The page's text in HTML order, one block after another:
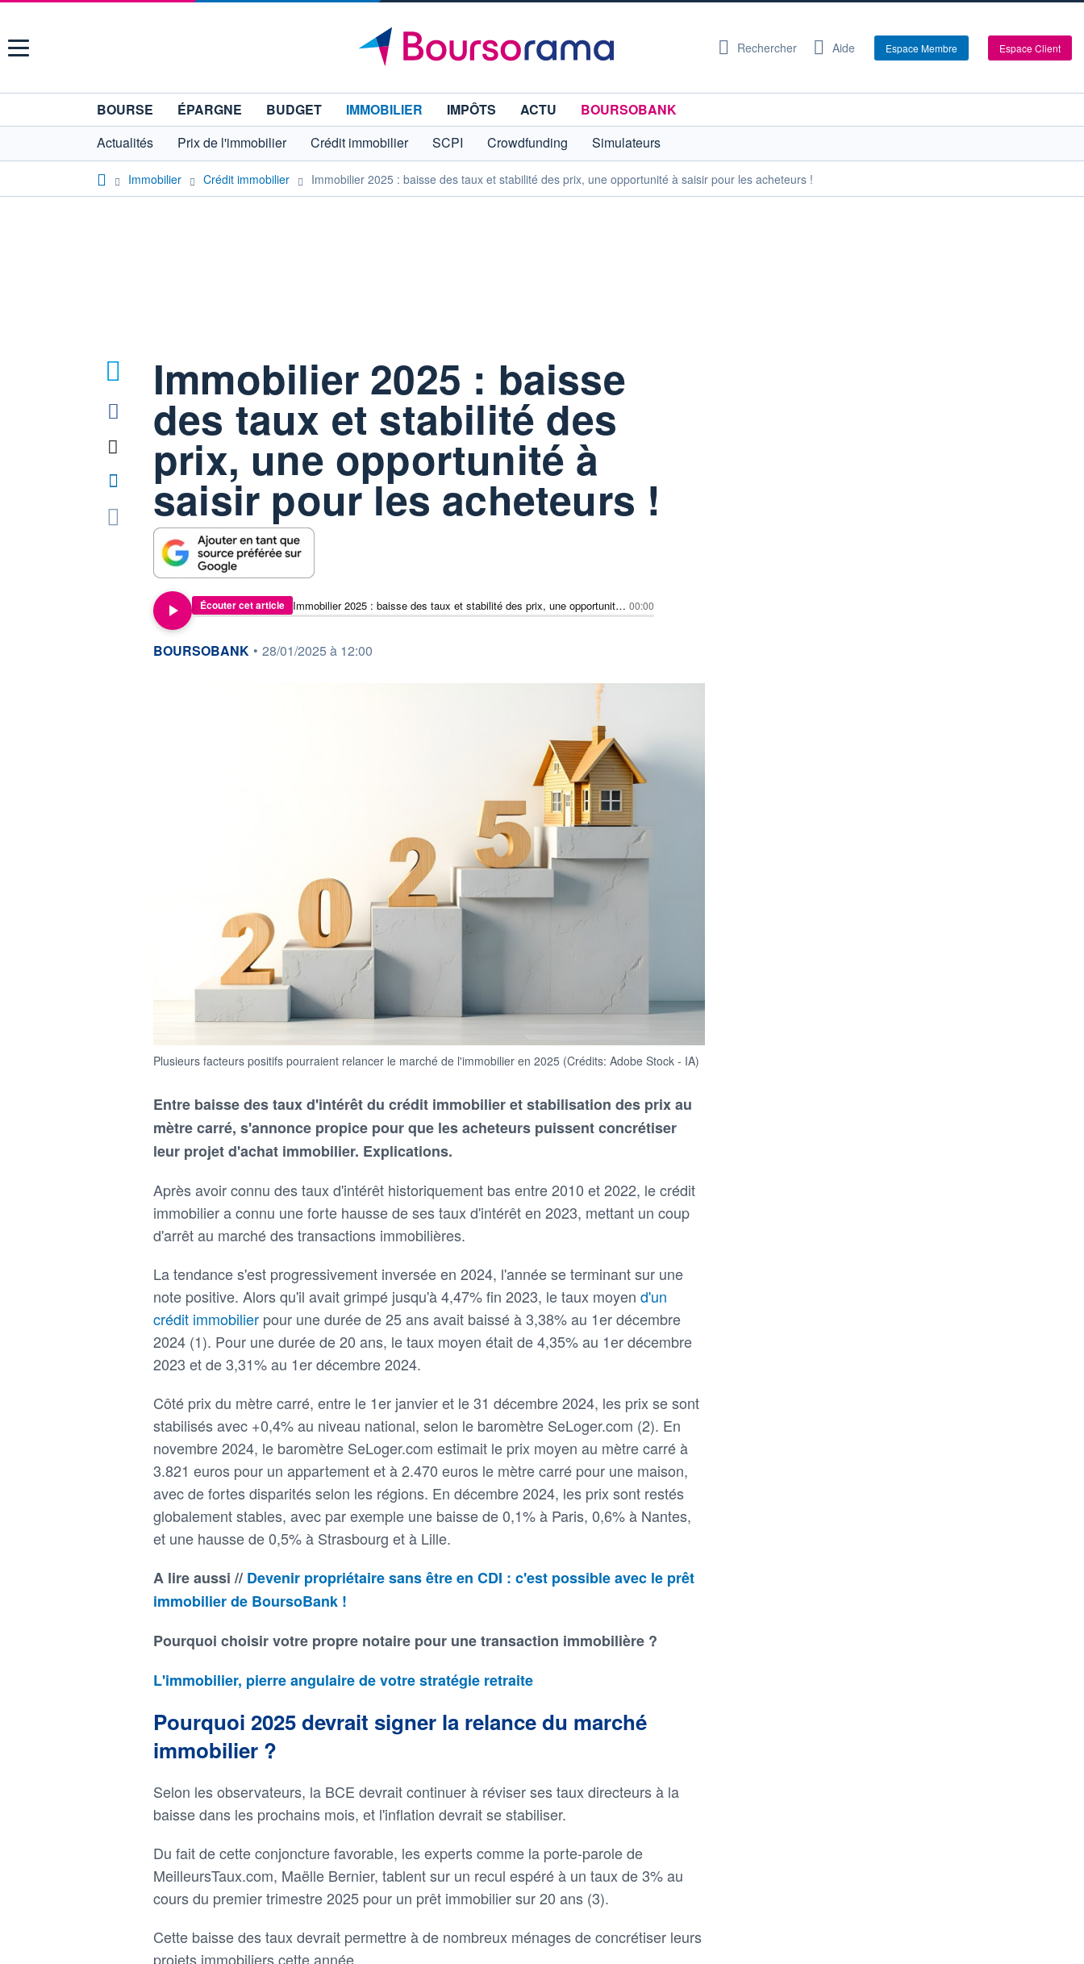
Menu Rechercher Aide Espace Membre Espace Client
BOURSE ÉPARGNE BUDGET IMMOBILIER IMPÔTS ACTU
BOURSOBANK
Actualités
Prix de l'immobilier Crédit immobilier SCPI Crowdfunding Simulateurs
Immobilier Crédit immobilier Immobilier 2025 : baisse des taux et stabilité des prix, une opportunité à saisir pour les acheteurs !
Immobilier 2025 : baisse
des taux et stabilité des
prix, une opportunité à
saisir pour les acheteurs !
Écouter cet article Immobilier 2025 : baisse des taux et stabilité des prix, une opportunité à saisir pour les acheteurs ! 00:00
information fournie par
BOURSOBANK • 28/01/2025 à 12:00
Plusieurs facteurs positifs pourraient relancer le marché de l'immobilier en 2025 (Crédits: Adobe Stock - IA)
Entre baisse des taux d'intérêt du crédit immobilier et stabilisation des prix au
mètre carré, s'annonce propice pour que les acheteurs puissent concrétiser
leur projet d'achat immobilier. Explications.
Après avoir connu des taux d'intérêt historiquement bas entre 2010 et 2022, le crédit
immobilier a connu une forte hausse de ses taux d'intérêt en 2023, mettant un coup
d'arrêt au marché des transactions immobilières.
La tendance s'est progressivement inversée en 2024, l'année se terminant sur une
note positive. Alors qu'il avait grimpé jusqu'à 4,47% fin 2023, le taux moyen d'un
crédit immobilier pour une durée de 25 ans avait baissé à 3,38% au 1er décembre
2024 (1). Pour une durée de 20 ans, le taux moyen était de 4,35% au 1er décembre
2023 et de 3,31% au 1er décembre 2024.
Côté prix du mètre carré, entre le 1er janvier et le 31 décembre 2024, les prix se sont
stabilisés avec +0,4% au niveau national, selon le baromètre SeLoger.com (2). En
novembre 2024, le baromètre SeLoger.com estimait le prix moyen au mètre carré à
3.821 euros pour un appartement et à 2.470 euros le mètre carré pour une maison,
avec de fortes disparités selon les régions. En décembre 2024, les prix sont restés
globalement stables, avec par exemple une baisse de 0,1% à Paris, 0,6% à Nantes,
et une hausse de 0,5% à Strasbourg et à Lille.
A lire aussi // Devenir propriétaire sans être en CDI : c'est possible avec le prêt
immobilier de BoursoBank !
Pourquoi choisir votre propre notaire pour une transaction immobilière ?
L'immobilier, pierre angulaire de votre stratégie retraite
Pourquoi 2025 devrait signer la relance du marché
immobilier ?
Selon les observateurs, la BCE devrait continuer à réviser ses taux directeurs à la
baisse dans les prochains mois, et l'inflation devrait se stabiliser.
Du fait de cette conjoncture favorable, les experts comme la porte-parole de
MeilleursTaux.com, Maëlle Bernier, tablent sur un recul espéré à un taux de 3% au
cours du premier trimestre 2025 pour un prêt immobilier sur 20 ans (3).
Cette baisse des taux devrait permettre à de nombreux ménages de concrétiser leurs
projets immobiliers cette année.